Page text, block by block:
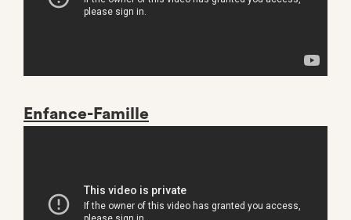
Enfance-Famille